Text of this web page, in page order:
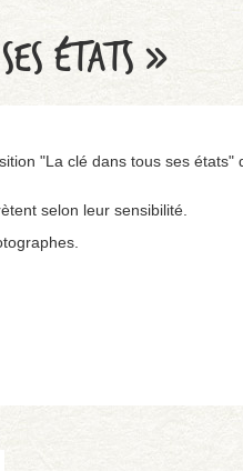
ÉTATS »
"La clé dans tous ses états"
selon leur sensibilité.